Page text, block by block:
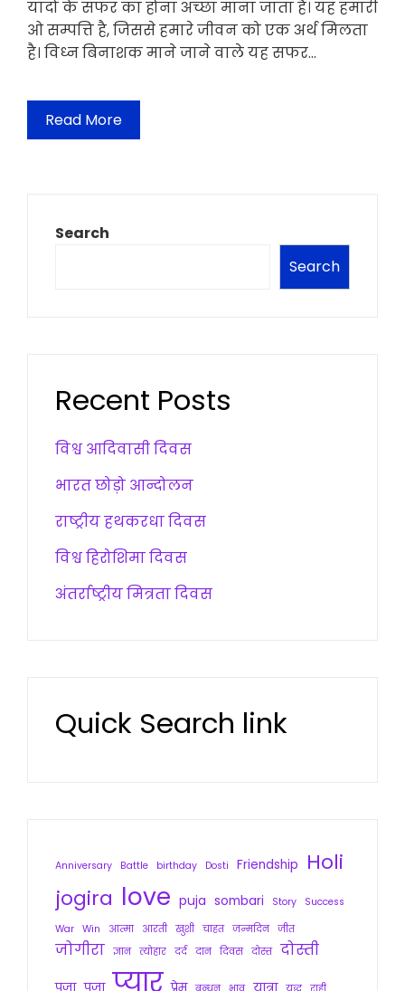
यादो के सफर का होना अच्छा माना जाता है। यह हमारी
ओ सम्पत्ति है, जिससे हमारे जीवन को एक अर्थ मिलता
है। विध्न बिनाशक माने जाने वाले यह सफर…
Read More
Search
Search
Recent Posts
विश्व आदिवासी दिवस
भारत छोड़ो आन्दोलन
राष्ट्रीय हथकरधा दिवस
विश्व हिरोशिमा दिवस
अंतर्राष्ट्रीय मित्रता दिवस
Quick Search link
Anniversary Battle birthday Dosti Friendship
Holi
jogira love puja sombari Story
Success
War Win आत्मा आरती खुशी चाहत जन्मदिन जीत
जोगीरा ज्ञान त्योहार दर्द दान दिवस दोस्त दोस्ती
पुजा पूजा प्यार प्रेम यात्रा